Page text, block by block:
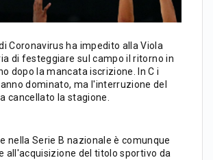
Coronavirus ha impedito alla Viola
di festeggiare sul campo il ritorno in
dopo la mancata iscrizione. In C i
dominato, ma l'interruzione del
cancellato la stagione.
nella Serie B nazionale è comunque
all'acquisizione del titolo sportivo da